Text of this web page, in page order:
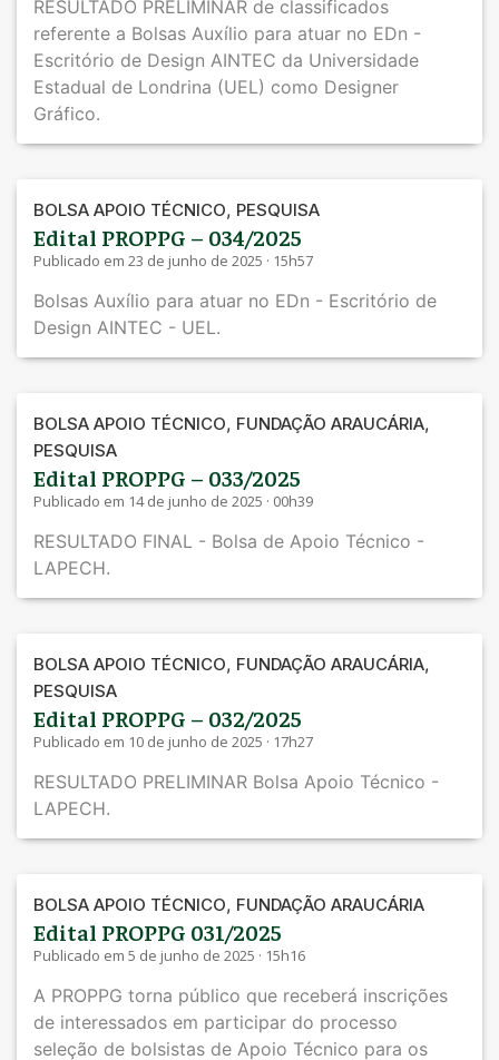
RESULTADO PRELIMINAR de classificados
referente a Bolsas Auxílio para atuar no EDn -
Escritório de Design AINTEC da Universidade
Estadual de Londrina (UEL) como Designer
Gráfico.
BOLSA APOIO TÉCNICO, PESQUISA
Edital PROPPG – 034/2025
Publicado em 23 de junho de 2025 · 15h57
Bolsas Auxílio para atuar no EDn - Escritório de
Design AINTEC - UEL.
BOLSA APOIO TÉCNICO, FUNDAÇÃO ARAUCÁRIA,
PESQUISA
Edital PROPPG – 033/2025
Publicado em 14 de junho de 2025 · 00h39
RESULTADO FINAL - Bolsa de Apoio Técnico -
LAPECH.
BOLSA APOIO TÉCNICO, FUNDAÇÃO ARAUCÁRIA,
PESQUISA
Edital PROPPG – 032/2025
Publicado em 10 de junho de 2025 · 17h27
RESULTADO PRELIMINAR Bolsa Apoio Técnico -
LAPECH.
BOLSA APOIO TÉCNICO, FUNDAÇÃO ARAUCÁRIA
Edital PROPPG 031/2025
Publicado em 5 de junho de 2025 · 15h16
A PROPPG torna público que receberá inscrições
de interessados em participar do processo
seleção de bolsistas de Apoio Técnico para os